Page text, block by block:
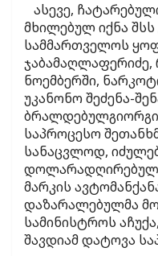
ასევე,
მხილებულ იქნა
სამმართველოს
ნოემბერში,
უკანონო შეძენა-
ბრალდებულგიორგი
საპროცესო
სანაცვლოდ,
მარკის
დაზარალებულმა
სამინისტროს
შავდიამ დატოვა